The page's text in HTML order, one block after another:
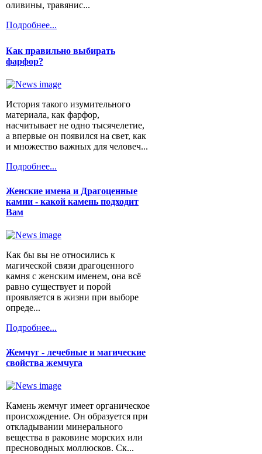
оливины, травянис...
Подробнее...
Как правильно выбирать
фарфор?
История такого изумительного
материала, как фарфор,
насчитывает не одно тысячелетие,
а впервые он появился на свет, как
и множество важных для человеч...
Подробнее...
Женские имена и Драгоценные
камни - какой камень подходит
Вам
Как бы вы не относились к
магической связи драгоценного
камня с женским именем, она всё
равно существует и порой
проявляется в жизни при выборе
опреде...
Подробнее...
Жемчуг - лечебные и магические
свойства жемчуга
Камень жемчуг имеет органическое
происхождение. Он образуется при
откладывании минерального
вещества в раковине морских или
пресноводных моллюсков. Ск...